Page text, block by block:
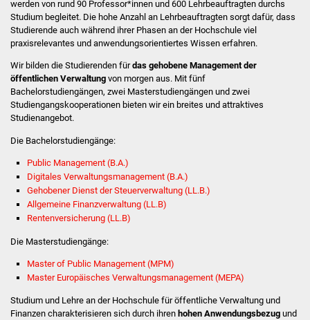
FNP / Bebauungspläne
Wahlen
Stadtinfo
Projekte
Schulentwicklung Bizet
Sanierung Bizethalle
Ortsentwicklung
werden von rund 90 Professor*innen und 600 Lehrbeauftragten durchs
Studium begleitet. Die hohe Anzahl an Lehrbeauftragten sorgt dafür, dass
Studierende auch während ihrer Phasen an der Hochschule viel
praxisrelevantes und anwendungsorientiertes Wissen erfahren.
Wir bilden die Studierenden fürdas gehobene Management der
öffentlichen Verwaltungvon morgen aus. Mit fünf
Bachelorstudiengängen, zwei Masterstudiengängen und zwei
Studiengangskooperationen bieten wir ein breites und attraktives
Studienangebot.
Die Bachelorstudiengänge:
Public Management (B.A.)
Digitales Verwaltungsmanagement (B.A.)
Gehobener Dienst der Steuerverwaltung (LL.B.)
Allgemeine Finanzverwaltung (LL.B)
Rentenversicherung (LL.B)
Die Masterstudiengänge:
Master of Public Management (MPM)
Master Europäisches Verwaltungsmanagement (MEPA)
Studium und Lehre an der Hochschule für öffentliche Verwaltung und
Finanzen charakterisieren sich durch ihren hohen Anwendungsbezugund